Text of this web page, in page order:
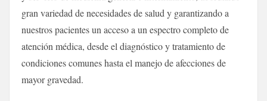
gran variedad de necesidades de salud y garantizando a
nuestros pacientes un acceso a un espectro completo de
atención médica, desde el diagnóstico y tratamiento de
condiciones comunes hasta el manejo de afecciones de
mayor gravedad.